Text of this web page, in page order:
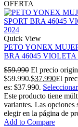
OFERTA
Quick View
PETO YONEX
BRA 46045 VIOLETA
$59.990 El precio
$59.990.$37.990El
es: $37.990.
Este producto tiene
variantes. Las opciones
elegir en la página de
Add to Compare